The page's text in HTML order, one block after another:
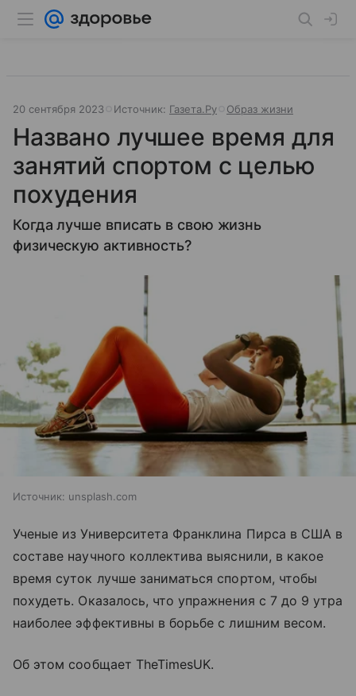
20 сентября 2023 Источник: Газета.Ру Образ жизни
Названо лучшее время для
занятий спортом с целью
похудения
Когда лучше вписать в свою жизнь
физическую активность?
Источник: unsplash.com
Ученые из Университета Франклина Пирса в США в
составе научного коллектива выяснили, в какое
время суток лучше заниматься спортом, чтобы
похудеть. Оказалось, что упражнения с 7 до 9 утра
наиболее эффективны в борьбе с лишним весом.
Об этом сообщает TheTimesUK.